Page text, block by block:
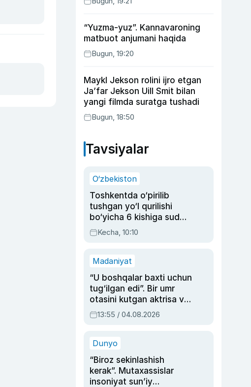
“Yuzma-yuz”. Kannavaroning
matbuot anjumani haqida
Bugun, 19:20
Maykl Jekson rolini ijro etgan
Ja’far Jekson Uill Smit bilan
yangi filmda suratga tushadi
Bugun, 18:50
Tavsiyalar
O‘zbekiston
Toshkentda o‘pirilib
tushgan yo‘l qurilishi
bo‘yicha 6 kishiga sud
hukmi o‘qildi
Kecha, 10:10
Madaniyat
“U boshqalar baxti uchun
tug‘ilgan edi”. Bir umr
otasini kutgan aktrisa va
dublyaj ustasi Rimma
Ahmedovaning
13:55 / 04.08.2026
Dunyo
“Biroz sekinlashish
kerak”. Mutaxassislar
insoniyat sun’iy